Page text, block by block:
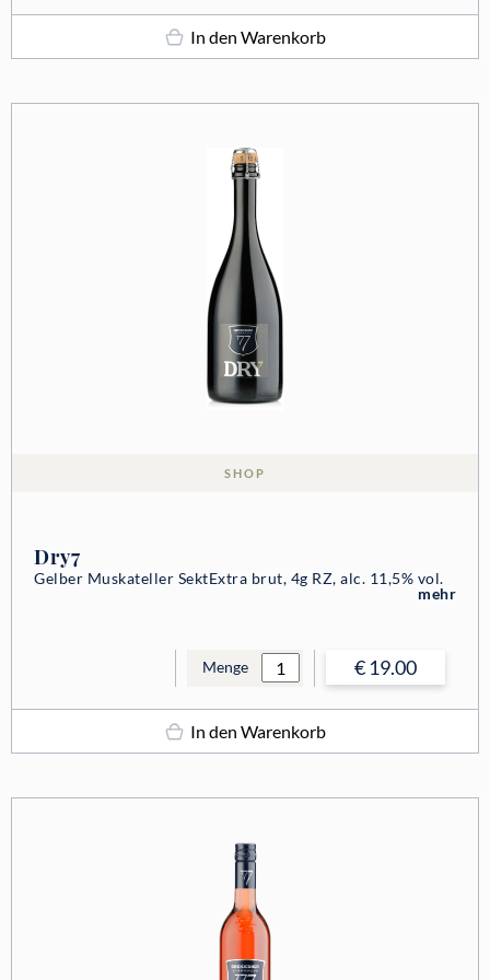
In den Warenkorb
SHOP
Dry7
Gelber Muskateller SektExtra brut, 4g RZ, alc. 11,5% vol.
mehr
Menge € 19.00
In den Warenkorb